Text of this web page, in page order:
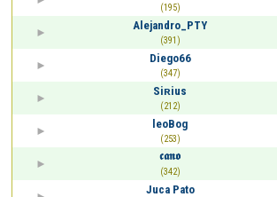
(195)
Alejandro_PTY
(391)
Diego66
(347)
Siʀius
(212)
leoBog
(253)
𝖈𝖆𝖓𝖔
(342)
Juca Pato